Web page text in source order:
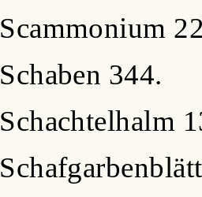
Scammonium
Schaben 344.
Schachtelhalm